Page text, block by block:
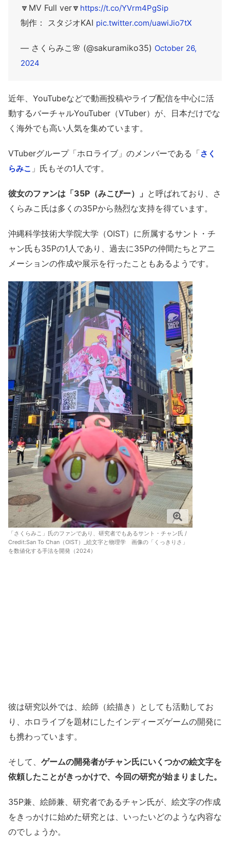
🔽MV Full ver🔽 https://t.co/YVrm4PgSip
制作： スタジオKAI pic.twitter.com/uawiJio7tX
— さくらみこ🌸 (@sakuramiko35) October 26,
2024
近年、YouTubeなどで動画投稿やライブ配信を中心に活
動するバーチャルYouTuber（VTuber）が、日本だけでな
く海外でも高い人気を集めています。
VTuberグループ「ホロライブ」のメンバーである「さく
らみこ 」氏もその1人です。
彼女のファンは「35P（みこぴー）」 と呼ばれており、さ
くらみこ氏は多くの35Pから熱烈な支持を得ています。
沖縄科学技術大学院大学（OIST）に所属するサント・チ
ャン氏も35Pの1人であり、過去に35Pの仲間たちとアニ
メーションの作成や展示を行ったこともあるようです。
「さくらみこ」氏のファンであり、研究者でもあるサント・チャン氏 /
Credit:San To Chan（OIST）_絵文字と物理学 画像の「くっきりさ」
を数値化する手法を開発（2024）
彼は研究以外では、絵師（絵描き）としても活動してお
り、ホロライブを題材にしたインディーズゲームの開発に
も携わっています。
そして、 ゲームの開発者がチャン氏にいくつかの絵文字を
依頼したことがきっかけで、今回の研究が始まりました。
35P兼、絵師兼、研究者であるチャン氏が、絵文字の作成
をきっかけに始めた研究とは、いったいどのような内容な
のでしょうか。